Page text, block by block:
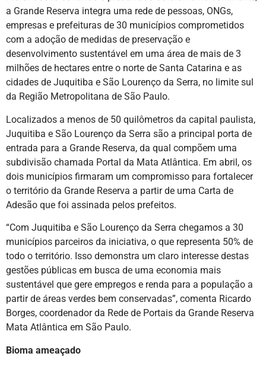
a Grande Reserva integra uma rede de pessoas, ONGs,
empresas e prefeituras de 30 municípios comprometidos
com a adoção de medidas de preservação e
desenvolvimento sustentável em uma área de mais de 3
milhões de hectares entre o norte de Santa Catarina e as
cidades de Juquitiba e São Lourenço da Serra, no limite sul
da Região Metropolitana de São Paulo.
Localizados a menos de 50 quilômetros da capital paulista,
Juquitiba e São Lourenço da Serra são a principal porta de
entrada para a Grande Reserva, da qual compõem uma
subdivisão chamada Portal da Mata Atlântica. Em abril, os
dois municípios firmaram um compromisso para fortalecer
o território da Grande Reserva a partir de uma Carta de
Adesão que foi assinada pelos prefeitos.
“Com Juquitiba e São Lourenço da Serra chegamos a 30
municípios parceiros da iniciativa, o que representa 50% de
todo o território. Isso demonstra um claro interesse destas
gestões públicas em busca de uma economia mais
sustentável que gere empregos e renda para a população a
partir de áreas verdes bem conservadas”, comenta Ricardo
Borges, coordenador da Rede de Portais da Grande Reserva
Mata Atlântica em São Paulo.
Bioma ameaçado